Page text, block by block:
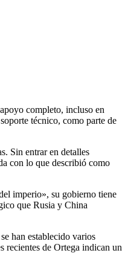
completo, incluso en
técnico, como parte de
Sin entrar en detalles
con lo que describió como
imperio», su gobierno tiene
que Rusia y China
han establecido varios
recientes de Ortega indican un